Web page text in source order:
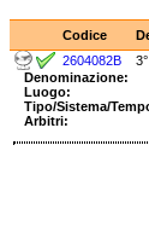
Codice
2604082B
Denominazione:
Luogo:
Tipo/Sistema/
Arbitri: